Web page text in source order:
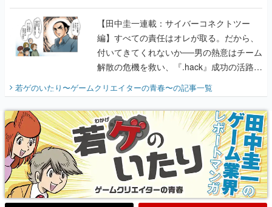
付いてきてくれないか──男の熱意はチーム
解散の危機を救い、『.hack』成功の活路を
開く。業界の快男児・松山 洋に流れる血は
『少年ジャンプ』色だった【若ゲのいた
り】
若ゲのいたり〜ゲームクリエイターの青春〜の記事一覧
X
Youtube
Discord
RSS